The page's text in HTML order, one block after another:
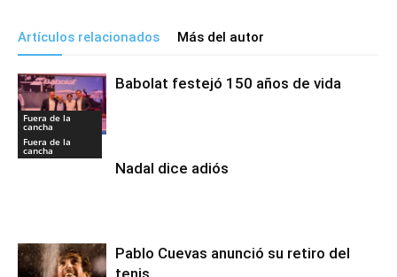
Artículos relacionados Más del autor
Fuera de la
cancha
Babolat festejó 150 años de vida
Fuera de la
cancha
Nadal dice adiós
Pablo Cuevas anunció su retiro del
tenis